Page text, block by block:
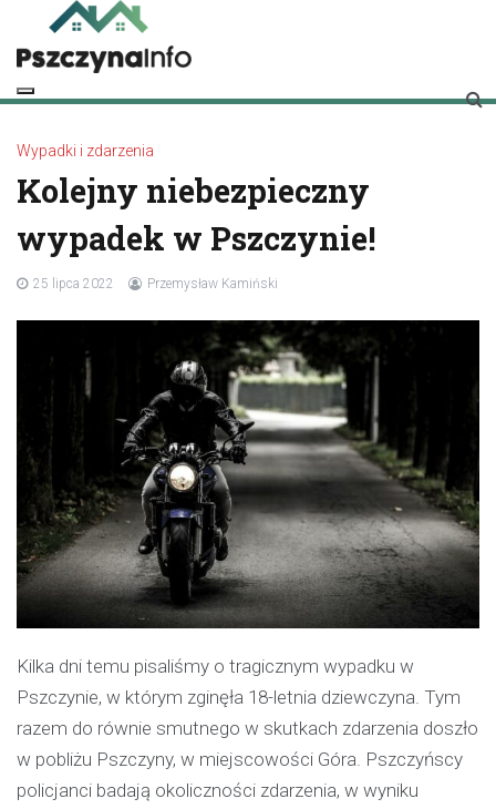
content
pszczynainfo.pl
Twoje źródło informacji o Pszczynie
Wypadki i zdarzenia
Kolejny niebezpieczny
wypadek w Pszczynie!
25 lipca 2022 Przemysław Kamiński
Kilka dni temu pisaliśmy o tragicznym wypadku w
Pszczynie, w którym zginęła 18-letnia dziewczyna. Tym
razem do równie smutnego w skutkach zdarzenia doszło
w pobliżu Pszczyny, w miejscowości Góra. Pszczyńscy
policjanci badają okoliczności zdarzenia, w wyniku